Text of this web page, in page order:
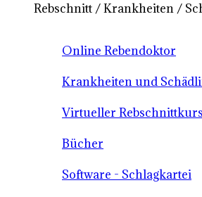
Rebschnitt / Krankheiten /
Online Rebendoktor
Krankheiten und
Virtueller Rebschnittkurs
Bücher
Software - Schlagkartei